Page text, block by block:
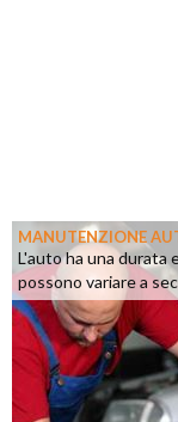
MANUTENZIONE
L'auto ha una durata
possono variare a